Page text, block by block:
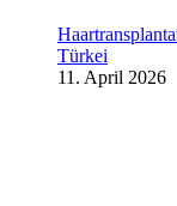
Türkei
11. April 2026